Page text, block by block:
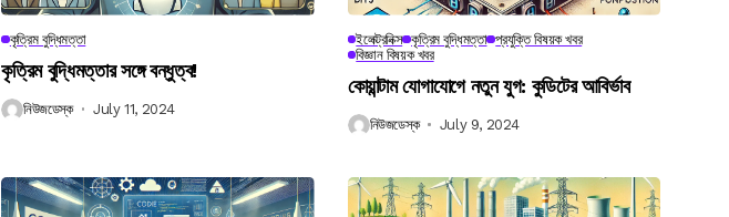
কৃত্রিম বুদ্ধিমত্তা
কৃত্রিম বুদ্ধিমত্তার সঙ্গে বন্ধুত্ব!
নিউজডেস্ক July 11, 2024
ইলেক্ট্রনিক্স কৃত্রিম বুদ্ধিমত্তা প্রযুক্তি বিষয়ক খবর
বিজ্ঞান বিষয়ক খবর
কোয়ান্টাম যোগাযোগে নতুন যুগ: কুডিটের আবির্ভাব
নিউজডেস্ক July 9, 2024